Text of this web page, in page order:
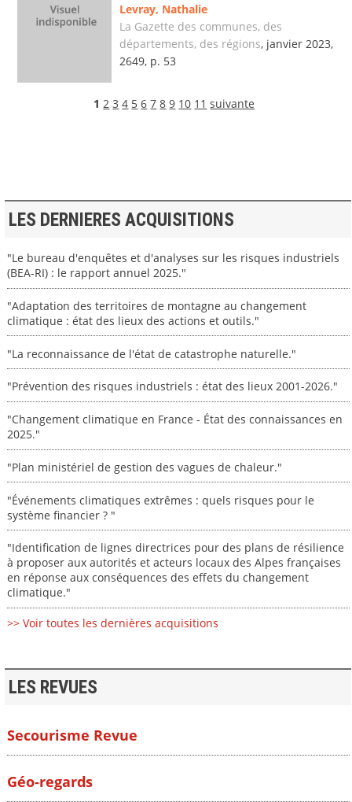
Levray, Nathalie
La Gazette des communes, des
départements, des régions, janvier 2023,
2649, p. 53
1 2 3 4 5 6 7 8 9 10 11 suivante
LES DERNIERES ACQUISITIONS
"Le bureau d'enquêtes et d'analyses sur les risques industriels
(BEA-RI) : le rapport annuel 2025."
"Adaptation des territoires de montagne au changement
climatique : état des lieux des actions et outils."
"La reconnaissance de l'état de catastrophe naturelle."
"Prévention des risques industriels : état des lieux 2001-2026."
"Changement climatique en France - État des connaissances en
2025."
"Plan ministériel de gestion des vagues de chaleur."
"Événements climatiques extrêmes : quels risques pour le
système financier ? "
"Identification de lignes directrices pour des plans de résilience
à proposer aux autorités et acteurs locaux des Alpes françaises
en réponse aux conséquences des effets du changement
climatique."
>> Voir toutes les dernières acquisitions
LES REVUES
Secourisme Revue
Géo-regards